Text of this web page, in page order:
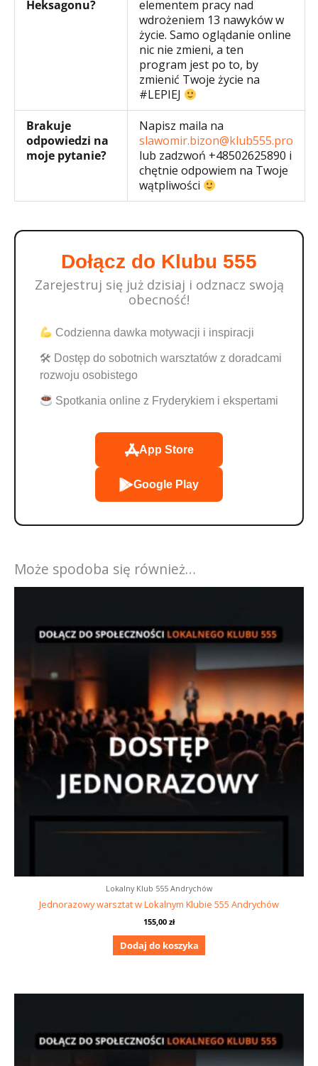
Heksagonu?
elementem pracy nad
wdrożeniem 13 nawyków w
życie. Samo oglądanie online
nic nie zmieni, a ten
program jest po to, by
zmienić Twoje życie na
#LEPIEJ
Brakuje
odpowiedzi na
moje pytanie?
Napisz maila na
slawomir.bizon@klub555.pro
lub zadzwoń +48502625890 i
chętnie odpowiem na Twoje
wątpliwości
Dołącz do Klubu 555
Zarejestruj się już dzisiaj i odznacz swoją
obecność!
Codzienna dawka motywacji i inspiracji
🛠 Dostęp do sobotnich warsztatów z doradcami
rozwoju osobistego
Spotkania online z Fryderykiem i ekspertami
App Store
Google Play
Może spodoba się również…
Lokalny Klub 555 Andrychów
Jednorazowy warsztat w Lokalnym Klubie 555 Andrychów
155,00 zł
Dodaj do koszyka